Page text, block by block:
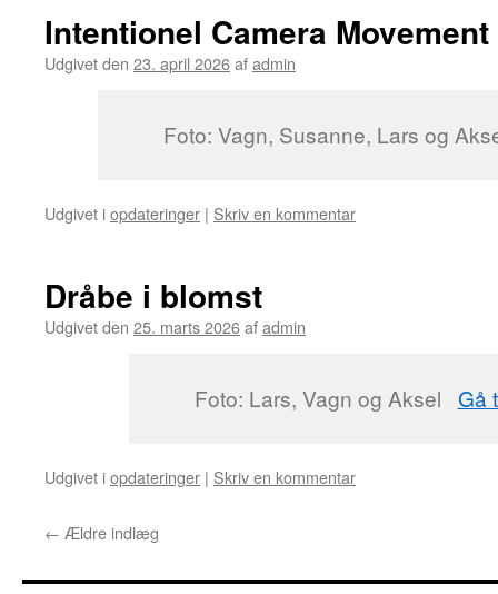
Intentionel Camera
Udgivet den 23. april 2026afadmin
Foto: Vagn, Susanne, Lars og
Udgivet iopdateringer | Skriv en kommentar
Dråbe i blomst
Udgivet den 25. marts 2026afadmin
Foto: Lars, Vagn og Aksel Gå
Udgivet iopdateringer | Skriv en kommentar
← Ældre indlæg